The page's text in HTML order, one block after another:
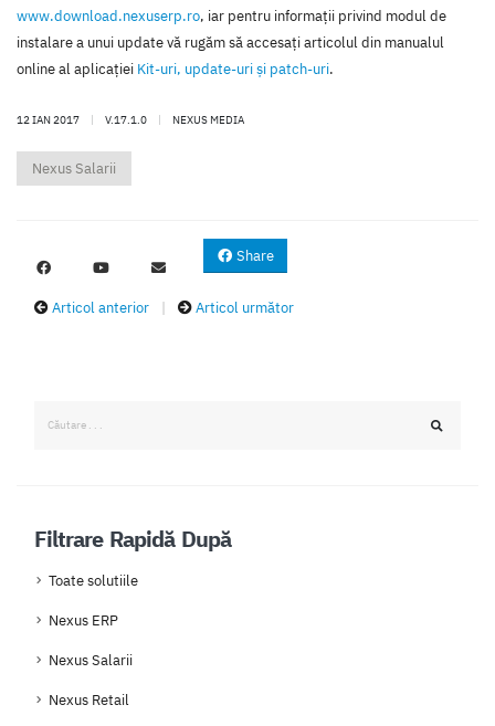
www.download.nexuserp.ro, iar pentru informaţii privind modul de
instalare a unui update vă rugăm să accesaţi articolul din manualul
online al aplicaţiei Kit-uri, update-uri şi patch-uri.
12 IAN 2017 | V.17.1.0 | NEXUS MEDIA
Nexus Salarii
Share
Articol anterior | Articol următor
Filtrare Rapidă După
Toate solutiile
Nexus ERP
Nexus Salarii
Nexus Retail